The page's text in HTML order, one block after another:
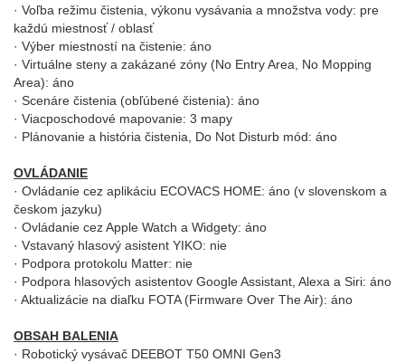
· Voľba režimu čistenia, výkonu vysávania a množstva vody: pre
každú miestnosť / oblasť
· Výber miestností na čistenie: áno
· Virtuálne steny a zakázané zóny (No Entry Area, No Mopping
Area): áno
· Scenáre čistenia (obľúbené čistenia): áno
· Viacposchodové mapovanie: 3 mapy
· Plánovanie a história čistenia, Do Not Disturb mód: áno
OVLÁDANIE
· Ovládanie cez aplikáciu ECOVACS HOME: áno (v slovenskom a
českom jazyku)
· Ovládanie cez Apple Watch a Widgety: áno
· Vstavaný hlasový asistent YIKO: nie
· Podpora protokolu Matter: nie
· Podpora hlasových asistentov Google Assistant, Alexa a Siri: áno
· Aktualizácie na diaľku FOTA (Firmware Over The Air): áno
OBSAH BALENIA
· Robotický vysávač DEEBOT T50 OMNI Gen3